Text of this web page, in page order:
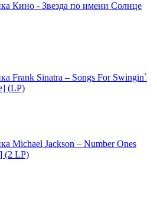
Кино - Звезда по имени Солнце
Frank Sinatra – Songs For Swingin`
(LP)
Michael Jackson – Number Ones
(2 LP)